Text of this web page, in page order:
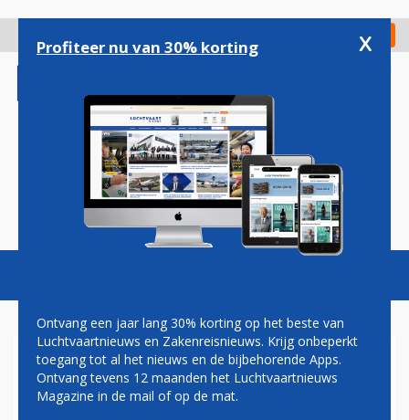
gaan
Check in
Magazine Podcasts Vacatures
ETIHAD KONDIGT 10 NIEUWE
LIJNDIENSTEN AAN
Profiteer nu van 30% korting x
Ontvang een jaar lang 30% korting op het beste van
Luchtvaartnieuws en Zakenreisnieuws. Krijg onbeperkt
toegang tot al het nieuws en de bijbehorende Apps.
Ontvang tevens 12 maanden het Luchtvaartnieuws
Magazine in de mail of op de mat.